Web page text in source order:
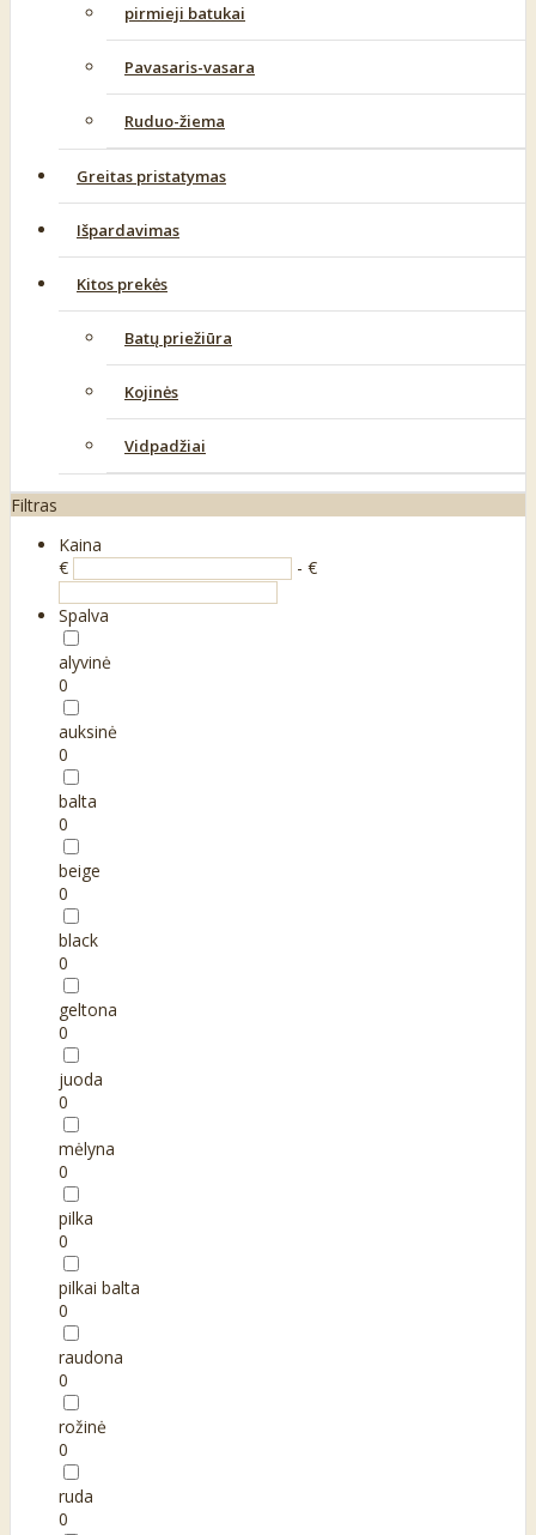
pirmieji batukai
Pavasaris-vasara
Ruduo-žiema
Greitas pristatymas
Išpardavimas
Kitos prekės
Batų priežiūra
Kojinės
Vidpadžiai
Filtras
Kaina
€
- €
Spalva
alyvinė
0
auksinė
0
balta
0
beige
0
black
0
geltona
0
juoda
0
mėlyna
0
pilka
0
pilkai balta
0
raudona
0
rožinė
0
ruda
0